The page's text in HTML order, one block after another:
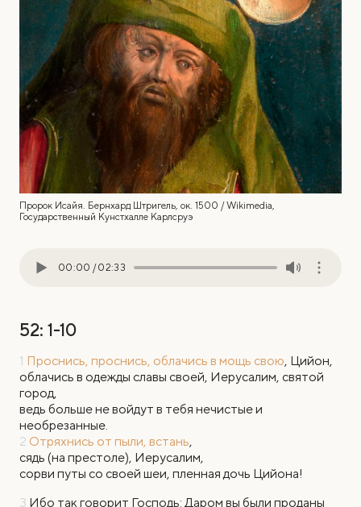
Пророк Исайя. Бернхард Штригель, ок. 1500 / Wikimedia,
Государственный Кунстхалле Карлсруэ
00:00 / 02:33
52: 1-10
1 Проснись, проснись, облачись в мощь свою, Цийон,
облачись в одежды славы своей, Иерусалим, святой
город,
ведь больше не войдут в тебя нечистые и
необрезанные.
2 Отряхнись от пыли, встань,
сядь (на престоле), Иерусалим,
сорви путы со своей шеи, пленная дочь Цийона!
3 Ибо так говорит Господь: Даром вы были проданы